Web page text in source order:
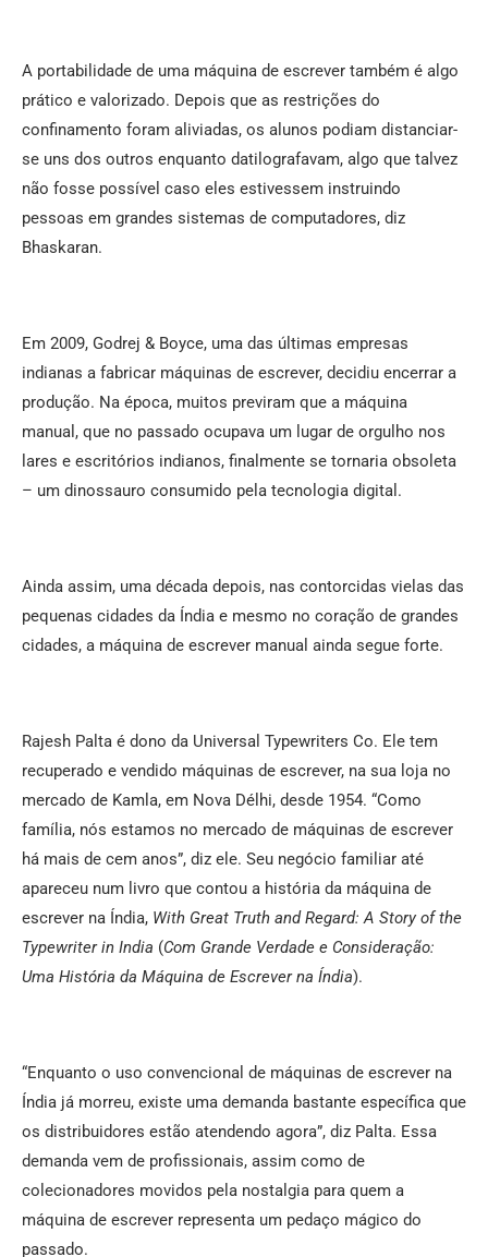
A portabilidade de uma máquina de escrever também é algo
prático e valorizado. Depois que as restrições do
confinamento foram aliviadas, os alunos podiam distanciar-
se uns dos outros enquanto datilografavam, algo que talvez
não fosse possível caso eles estivessem instruindo
pessoas em grandes sistemas de computadores, diz
Bhaskaran.
Em 2009, Godrej & Boyce, uma das últimas empresas
indianas a fabricar máquinas de escrever, decidiu encerrar a
produção. Na época, muitos previram que a máquina
manual, que no passado ocupava um lugar de orgulho nos
lares e escritórios indianos, finalmente se tornaria obsoleta
– um dinossauro consumido pela tecnologia digital.
Ainda assim, uma década depois, nas contorcidas vielas das
pequenas cidades da Índia e mesmo no coração de grandes
cidades, a máquina de escrever manual ainda segue forte.
Rajesh Palta é dono da Universal Typewriters Co. Ele tem
recuperado e vendido máquinas de escrever, na sua loja no
mercado de Kamla, em Nova Délhi, desde 1954. “Como
família, nós estamos no mercado de máquinas de escrever
há mais de cem anos”, diz ele. Seu negócio familiar até
apareceu num livro que contou a história da máquina de
escrever na Índia, With Great Truth and Regard: A Story of the
Typewriter in India (Com Grande Verdade e Consideração:
Uma História da Máquina de Escrever na Índia).
“Enquanto o uso convencional de máquinas de escrever na
Índia já morreu, existe uma demanda bastante específica que
os distribuidores estão atendendo agora”, diz Palta. Essa
demanda vem de profissionais, assim como de
colecionadores movidos pela nostalgia para quem a
máquina de escrever representa um pedaço mágico do
passado.